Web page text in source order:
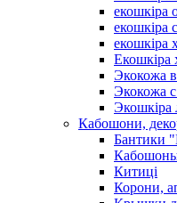
екошкіра
екошкіра
екошкіра
Екошкіра
Экокожа
Экокожа
Экошкiра
Кабошони,
Бантики
Китиці
Корони,